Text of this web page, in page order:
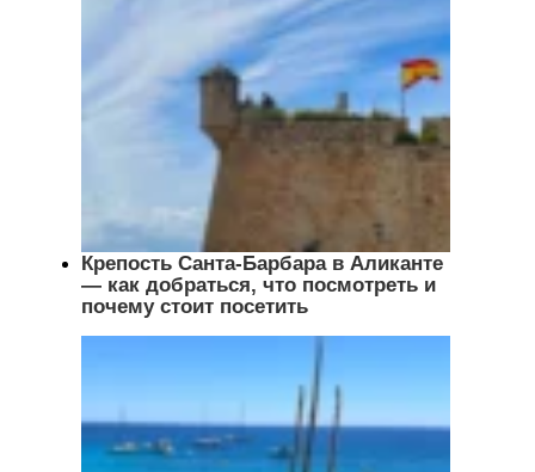
Крепость Санта-Барбара в Аликанте
— как добраться, что посмотреть и
почему стоит посетить